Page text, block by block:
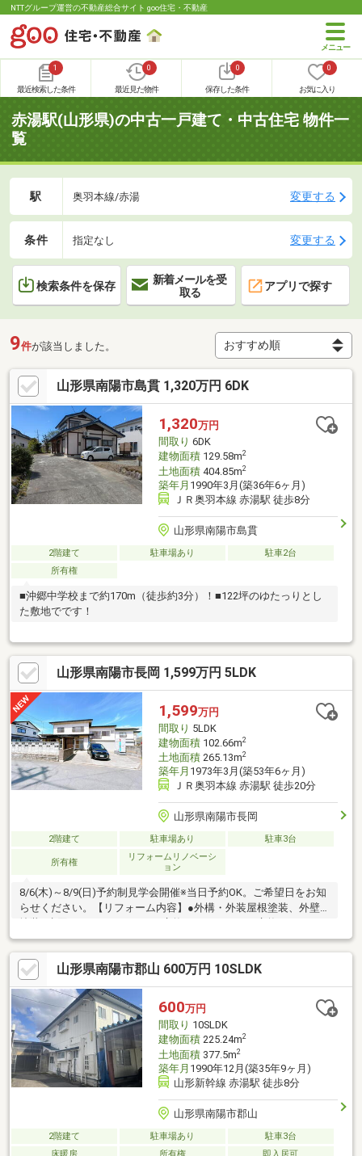
NTTグループ運営の不動産総合サイト goo住宅・不動産
1
最近検索した条件
0
最近見た物件
0
保存した条件
0
お気に入り
赤湯駅(山形県)の中古一戸建て・中古住宅 物件一
覧
駅 奥羽本線/赤湯 変更する
条件 指定なし 変更する
検索条件を保存
新着メールを受
取る
アプリで探す
9件が該当しました。
山形県南陽市島貫 1,320万円 6DK
1,320万円
間取り 6DK
建物面積129.58m2
土地面積404.85m2
築年月 1990年3月(築36年6ヶ月)
ＪＲ奥羽本線 赤湯駅 徒歩8分
山形県南陽市島貫
2階建て 駐車場あり
駐車2台
所有権
■沖郷中学校まで約170m（徒歩約3分）！■122坪のゆたっりとし
た敷地でです！
山形県南陽市長岡 1,599万円 5LDK
1,599万円
間取り 5LDK
建物面積102.66m2
土地面積265.13m2
築年月 1973年3月(築53年6ヶ月)
ＪＲ奥羽本線 赤湯駅 徒歩20分
山形県南陽市長岡
2階建て 駐車場あり 駐車3台
所有権
リフォームリノベーシ
ョン
8/6(木)～8/9(日)予約制見学会開催※当日予約OK。ご希望日をお知
らせください。【リフォーム内容】●外構・外装屋根塗装、外壁
交換、洗面化粧台交換●内装間取変更、玄関扉交換、床材上張
り、クロス張替え、畳表替え、障子・襖張替え●その他設備イン
ターホン設置、火災警報器設置、照明器具交換【おすすめポイン
ト】・シロアリ防除工事施工後5年間保証・お客様に合わせたロー
ンの組み方や金融機関をご提案。住宅ローンが初めての方でもお
気軽にご相談ください【周辺施設】・赤湯小学校600ｍ徒歩8分・
ヤマザワ赤湯店ま
山形県南陽市郡山 600万円 10SLDK
600万円
間取り 10SLDK
建物面積225.24m2
土地面積377.5m2
築年月 1990年12月(築35年9ヶ月)
山形新幹線 赤湯駅 徒歩8分
山形県南陽市郡山
2階建て 駐車場あり
駐車3台